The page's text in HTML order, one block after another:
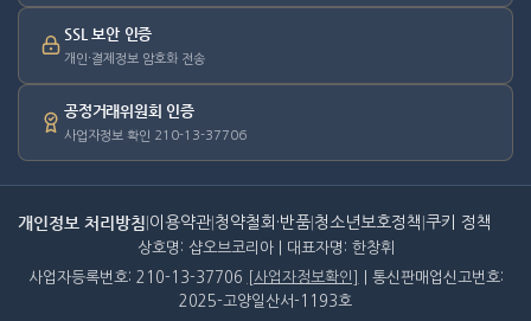
SSL 보안 인증
개인·결제정보 암호화 전송
공정거래위원회 인증
사업자정보 확인 210-13-37706
개인정보 처리방침 이용약관 청약철회·반품 청소년보호정책 쿠키 정책
상호명: 샵오브코리아 | 대표자명: 한창휘
사업자등록번호: 210-13-37706
[사업자정보확인]
| 통신판매업신고번호:
2025-고양일산서-1193호